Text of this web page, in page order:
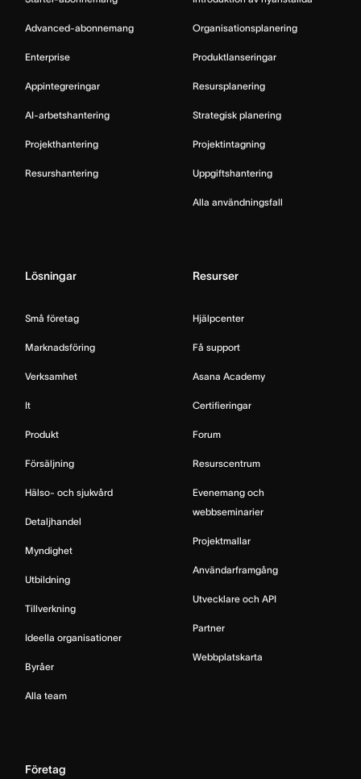
Advanced-abonnemang
Enterprise
Appintegreringar
AI-arbetshantering
Projekthantering
Resurshantering
Organisationsplanering
Produktlanseringar
Resursplanering
Strategisk planering
Projektintagning
Uppgiftshantering
Alla användningsfall
Lösningar
Små företag
Marknadsföring
Verksamhet
It
Produkt
Försäljning
Hälso- och sjukvård
Detaljhandel
Myndighet
Utbildning
Tillverkning
Ideella organisationer
Byråer
Alla team
Resurser
Hjälpcenter
Få support
Asana Academy
Certifieringar
Forum
Resurscentrum
Evenemang och
webbseminarier
Projektmallar
Användarframgång
Utvecklare och API
Partner
Webbplatskarta
Företag